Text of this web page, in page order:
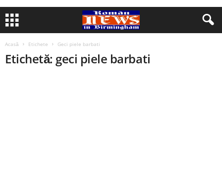
Acasă Etichete Geci piele barbati
Etichetă: geci piele barbati